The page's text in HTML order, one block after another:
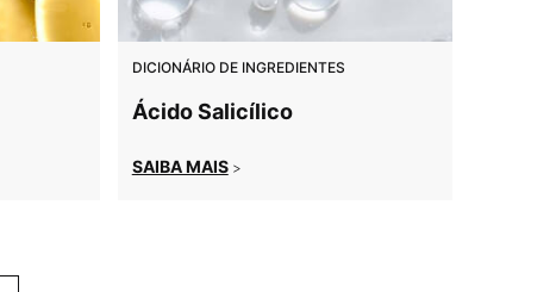
DICIONÁRIO DE INGREDIENTES
Ácido Salicílico
SAIBA MAIS>